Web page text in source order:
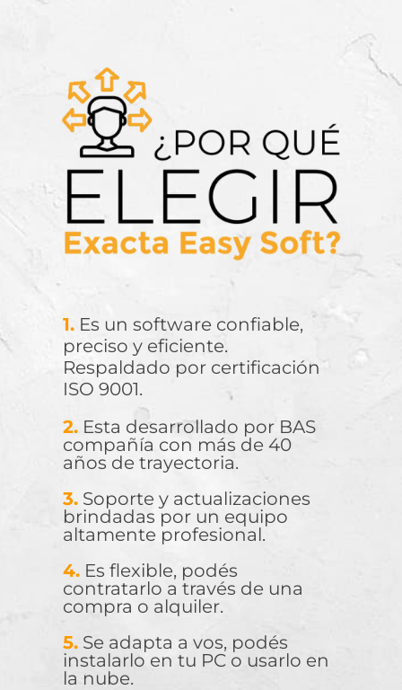
1. Es un software confiable,
preciso y eficiente.
Respaldado por certificación
ISO 9001.
2. Esta desarrollado por BAS
compañía con más de 40
años de trayectoria.
3. Soporte y actualizaciones
brindadas por un equipo
altamente profesional.
4. Es flexible, podés
contratarlo a través de una
compra o alquiler.
5. Se adapta a vos, podés
instalarlo en tu PC o usarlo en
la nube.